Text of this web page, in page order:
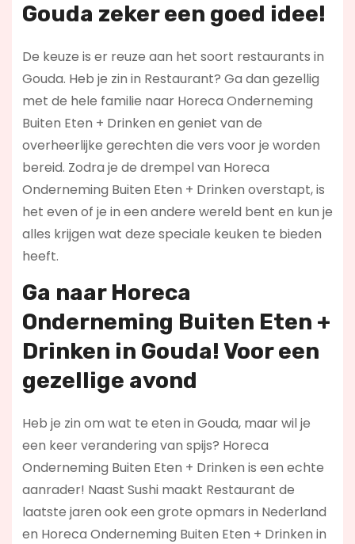
Gouda zeker een goed idee!
De keuze is er reuze aan het soort restaurants in
Gouda. Heb je zin in Restaurant? Ga dan gezellig
met de hele familie naar Horeca Onderneming
Buiten Eten + Drinken en geniet van de
overheerlijke gerechten die vers voor je worden
bereid. Zodra je de drempel van Horeca
Onderneming Buiten Eten + Drinken overstapt, is
het even of je in een andere wereld bent en kun je
alles krijgen wat deze speciale keuken te bieden
heeft.
Ga naar Horeca
Onderneming Buiten Eten +
Drinken in Gouda! Voor een
gezellige avond
Heb je zin om wat te eten in Gouda, maar wil je
een keer verandering van spijs? Horeca
Onderneming Buiten Eten + Drinken is een echte
aanrader! Naast Sushi maakt Restaurant de
laatste jaren ook een grote opmars in Nederland
en Horeca Onderneming Buiten Eten + Drinken in